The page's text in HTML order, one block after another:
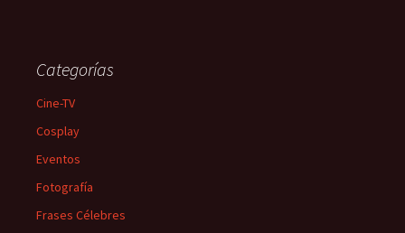
Categorías
Cine-TV
Cosplay
Eventos
Fotografía
Frases Célebres